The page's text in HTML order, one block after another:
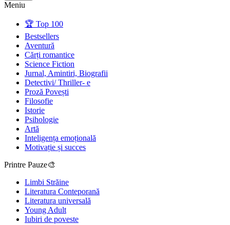
Meniu
🏆 Top 100
Bestsellers
Aventură
Cărți romantice
Science Fiction
Jurnal, Amintiri, Biografii
Detectivi/ Thriller- e
Proză Povești
Filosofie
Istorie
Psihologie
Artă
Inteligența emoțională
Motivație și succes
Printre Pauze🎨
Limbi Străine
Literatura Conteporană
Literatura universală
Young Adult
Iubiri de poveste